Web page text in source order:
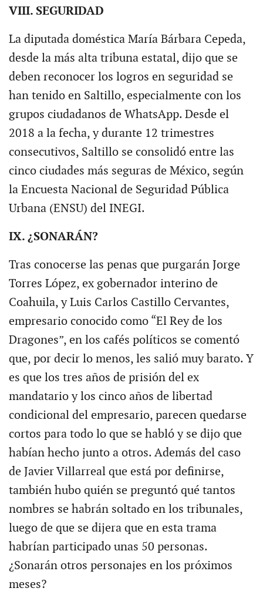
VIII. SEGURIDAD
La diputada doméstica María Bárbara Cepeda,
desde la más alta tribuna estatal, dijo que se
deben reconocer los logros en seguridad se
han tenido en Saltillo, especialmente con los
grupos ciudadanos de WhatsApp. Desde el
2018 a la fecha, y durante 12 trimestres
consecutivos, Saltillo se consolidó entre las
cinco ciudades más seguras de México, según
la Encuesta Nacional de Seguridad Pública
Urbana (ENSU) del INEGI.
IX. ¿SONARÁN?
Tras conocerse las penas que purgarán Jorge
Torres López, ex gobernador interino de
Coahuila, y Luis Carlos Castillo Cervantes,
empresario conocido como “El Rey de los
Dragones”, en los cafés políticos se comentó
que, por decir lo menos, les salió muy barato. Y
es que los tres años de prisión del ex
mandatario y los cinco años de libertad
condicional del empresario, parecen quedarse
cortos para todo lo que se habló y se dijo que
habían hecho junto a otros. Además del caso
de Javier Villarreal que está por definirse,
también hubo quién se preguntó qué tantos
nombres se habrán soltado en los tribunales,
luego de que se dijera que en esta trama
habrían participado unas 50 personas.
¿Sonarán otros personajes en los próximos
meses?